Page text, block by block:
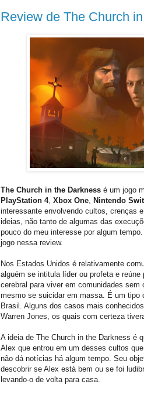
Review de The Church
The Church in the Darkness é um jogo
PlayStation 4, Xbox One Nintendo
interessante envolvendo cultos, crenças
ideias, não tanto de algumas das
pouco do meu interesse por algum
jogo nessa review.
Nos Estados Unidos é relativamente
alguém se intitula líder ou profeta e
cerebral para viver em comunidades
mesmo se suicidar em massa. É um tipo
Brasil. Alguns dos casos mais
Warren Jones, os quais com certeza
A ideia de The Church in the Darkness é
Alex que entrou em um desses cultos
não dá notícias há algum tempo. Seu
descobrir se Alex está bem ou se foi
levando-o de volta para casa.